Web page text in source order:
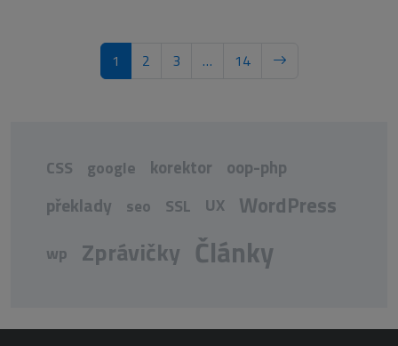
1 2 3 … 14
CSS google korektor oop-php
překlady seo SSL UX WordPress
wp Zprávičky Články